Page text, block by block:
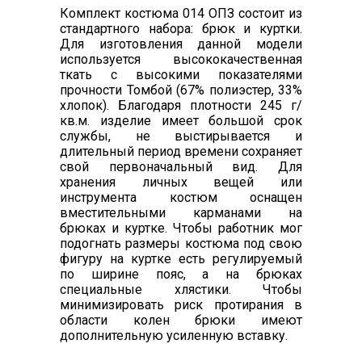
Комплект костюма 014 ОПЗ состоит из
стандартного набора: брюк и куртки.
Для изготовления данной модели
используется высококачественная
ткать с высокими показателями
прочности Томбой (67% полиэстер, 33%
хлопок). Благодаря плотности 245 г/
кв.м. изделие имеет большой срок
службы, не выстирывается и
длительный период времени сохраняет
свой первоначальный вид. Для
хранения личных вещей или
инструмента костюм оснащен
вместительными карманами на
брюках и куртке. Чтобы работник мог
подогнать размеры костюма под свою
фигуру на куртке есть регулируемый
по ширине пояс, а на брюках
специальные хлястики. Чтобы
минимизировать риск протирания в
области колен брюки имеют
дополнительную усиленную вставку.